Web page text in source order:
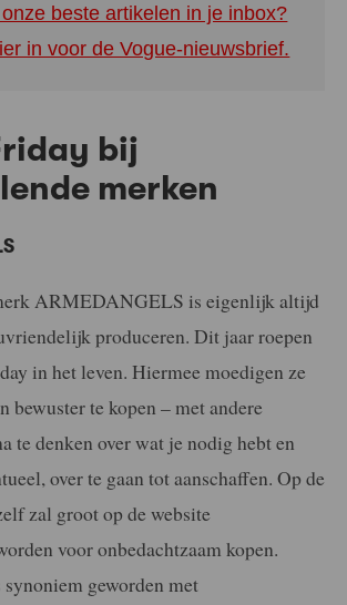
beste artikelen in je inbox?
in voor de Vogue-nieuwsbrief.
bij
merken
ARMEDANGELS is eigenlijk altijd
produceren. Dit jaar roepen
in het leven. Hiermee moedigen ze
bewuster te kopen – met andere
te denken over wat je nodig hebt en
over te gaan tot aanschaffen. Op de
zal groot op de website
voor onbedachtzaam kopen.
geworden met